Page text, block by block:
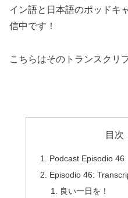
イン語と日本語のポッドキ
信中です！
こちらはそのトランスクリ
目次
Podcast Episodio 46
Episodio 46:
良い一日を！